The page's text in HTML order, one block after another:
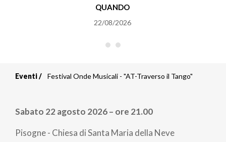
QUANDO
22/08/2026
di
pane
Eventi Festival Onde Musicali - "AT-Traverso il Tango"
Sabato 22 agosto 2026 – ore 21.00
Pisogne - Chiesa di Santa Maria della Neve